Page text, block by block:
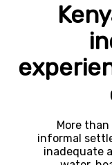
More
informal
inadequate